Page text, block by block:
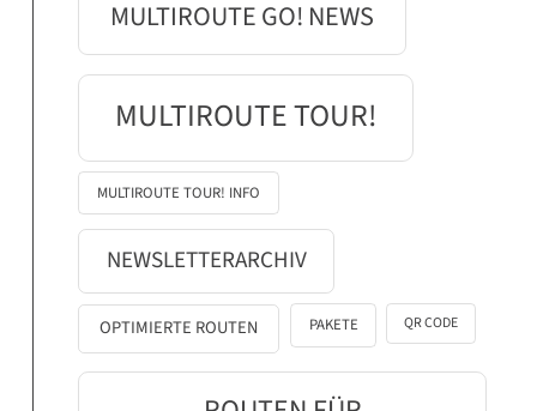
MULTIROUTE GO! NEWS
MULTIROUTE TOUR!
MULTIROUTE TOUR! INFO
NEWSLETTERARCHIV
OPTIMIERTE ROUTEN PAKETE QR CODE